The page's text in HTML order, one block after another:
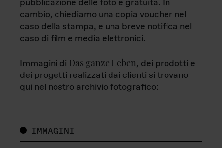
pubblicazione delle foto è gratuita. In
cambio, chiediamo una copia voucher nel
caso della stampa, e una breve notifica nel
caso di film e media elettronici.
Immagini di Das ganze Leben, dei prodotti e
dei progetti realizzati dai clienti si trovano
qui nel nostro archivio fotografico:
IMMAGINI